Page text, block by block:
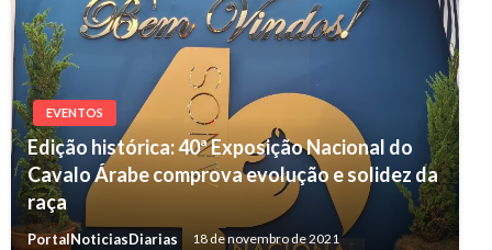
EVENTOS
Edição histórica: 40ª Exposição Nacional do
Cavalo Árabe comprova evolução e solidez da
raça
PortalNoticiasDiarias 18 de novembro de 2021